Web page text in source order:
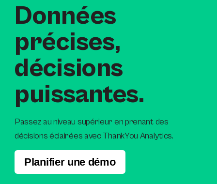
Données
précises,
décisions
puissantes.
Passez au niveau supérieur en prenant des
décisions éclairées avec ThankYou Analytics.
Planifier une démo